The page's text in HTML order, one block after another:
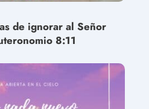
de ignorar al Señor
8:11